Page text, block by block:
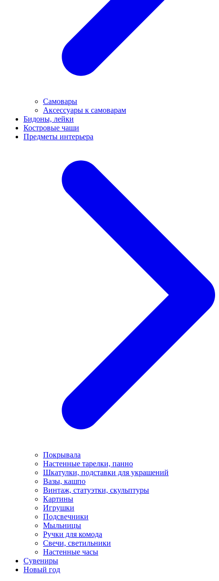
Самовары
Аксессуары к самоварам
Бидоны, лейки
Костровые чаши
Предметы интерьера
Покрывала
Настенные тарелки, панно
Шкатулки, подставки для украшений
Вазы, кашпо
Винтаж, статуэтки, скульптуры
Картины
Игрушки
Подсвечники
Мыльницы
Ручки для комода
Свечи, светильники
Настенные часы
Сувениры
Новый год